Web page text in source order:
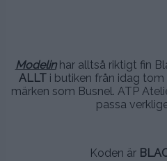
Modelinhar alltså riktigt fin
ALLTi butiken från idag tom
märken som Busnel. ATP
passa
Koden är